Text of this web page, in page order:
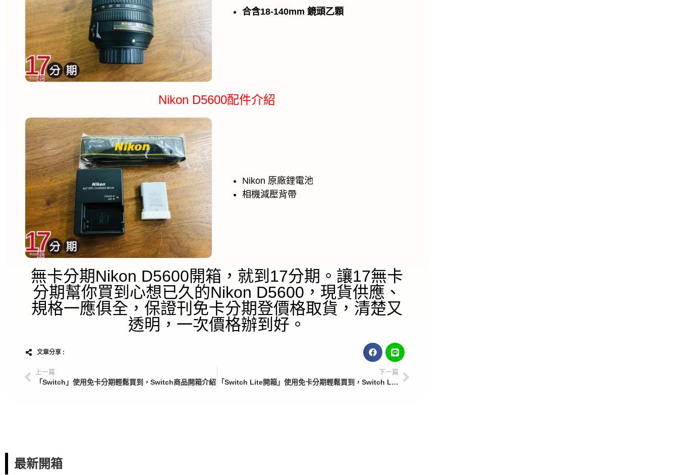
合含18-140mm 鏡頭乙顆
Nikon D5600配件介紹
Nikon 原廠鋰電池
相機減壓背帶
無卡分期Nikon D5600開箱，就到17分期。讓17無卡
分期幫你買到心想已久的Nikon D5600，現貨供應、
規格一應俱全，保證刊免卡分期登價格取貨，清楚又
透明，一次價格辦到好。
文章分享 :
上一篇
「Switch」使用免卡分期輕鬆買到，Switch商品開箱介紹
下一篇
「Switch Lite開箱」使用免卡分期輕鬆買到，Switch Lite商品開箱介紹
最新開箱